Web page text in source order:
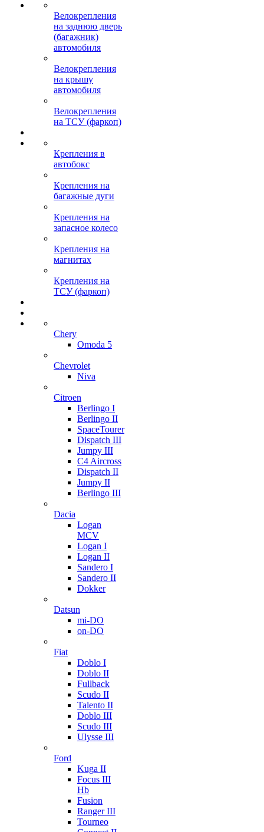
Велокрепления
на заднюю дверь
(багажник)
автомобиля
Велокрепления
на крышу
автомобиля
Велокрепления
на ТСУ (фаркоп)
Крепления в
автобокс
Крепления на
багажные дуги
Крепления на
запасное колесо
Крепления на
магнитах
Крепления на
ТСУ (фаркоп)
Chery
Omoda 5
Chevrolet
Niva
Citroen
Berlingo I
Berlingo II
SpaceTourer
Dispatch III
Jumpy III
C4 Aircross
Dispatch II
Jumpy II
Berlingo III
Dacia
Logan
MCV
Logan I
Logan II
Sandero I
Sandero II
Dokker
Datsun
mi-DO
on-DO
Fiat
Doblo I
Doblo II
Fullback
Scudo II
Talento II
Doblo III
Scudo III
Ulysse III
Ford
Kuga II
Focus III
Hb
Fusion
Ranger III
Tourneo